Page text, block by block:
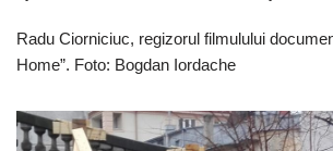
Radu Ciorniciuc, regizorul filmulului
Home”. Foto: Bogdan Iordache